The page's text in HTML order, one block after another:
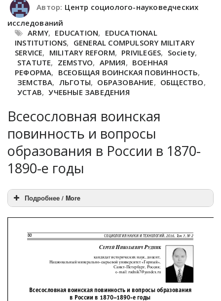
Автор: Центр социолого-науковедческих
исследований
ARMY, EDUCATION, EDUCATIONAL
INSTITUTIONS, GENERAL COMPULSORY MILITARY
SERVICE, MILITARY REFORM, PRIVILEGES, Society,
STATUTE, ZEMSTVO, АРМИЯ, ВОЕННАЯ
РЕФОРМА, ВСЕОБЩАЯ ВОИНСКАЯ ПОВИННОСТЬ,
ЗЕМСТВА, ЛЬГОТЫ, ОБРАЗОВАНИЕ, ОБЩЕСТВО,
УСТАВ, УЧЕБНЫЕ ЗАВЕДЕНИЯ
Всесословная воинская
повинность и вопросы
образования в России в 1870-
1890-е годы
Подробнее / More